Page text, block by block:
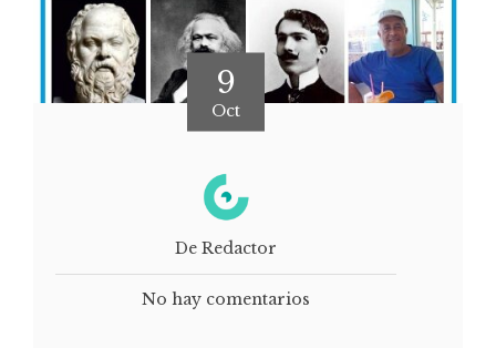
9
Oct
De Redactor
No hay comentarios